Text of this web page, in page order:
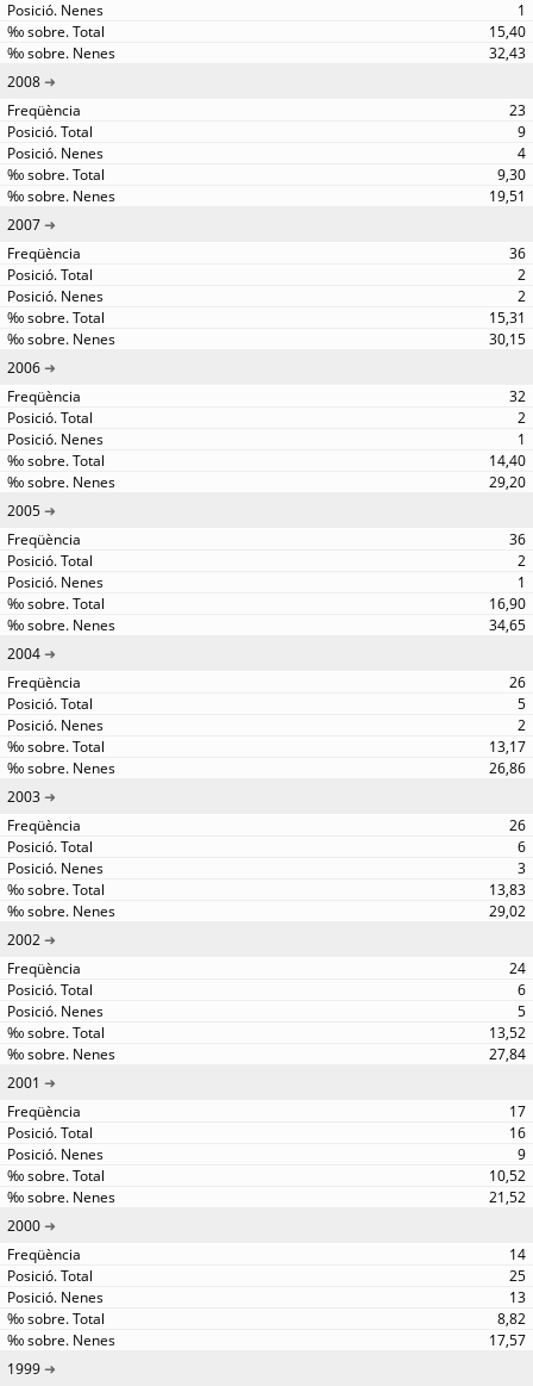
1
15,40
32,43
2008
23
9
4
9,30
19,51
2007
36
2
2
15,31
30,15
2006
32
2
1
14,40
29,20
2005
36
2
1
16,90
34,65
2004
26
5
2
13,17
26,86
2003
26
6
3
13,83
29,02
2002
24
6
5
13,52
27,84
2001
17
16
9
10,52
21,52
2000
14
25
13
8,82
17,57
1999